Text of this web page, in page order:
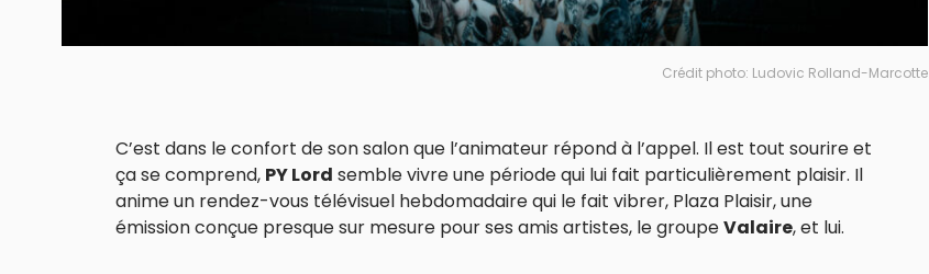
Crédit photo: Ludovic Rolland-Marcotte
C’est dans le confort de son salon que l’animateur répond à l’appel. Il est tout sourire et
ça se comprend, PY Lord semble vivre une période qui lui fait particulièrement plaisir. Il
anime un rendez-vous télévisuel hebdomadaire qui le fait vibrer, Plaza Plaisir, une
émission conçue presque sur mesure pour ses amis artistes, le groupeValaire, et lui.